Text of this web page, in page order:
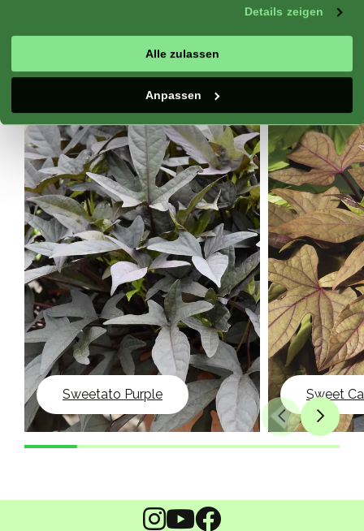
Details zeigen
Alle zulassen
Anpassen
Atlantik, Kontinentale
Jahreszeit:
Sonne, Halbschatten
Kombinieren Sie mit:
Sweetato Purple Sweet